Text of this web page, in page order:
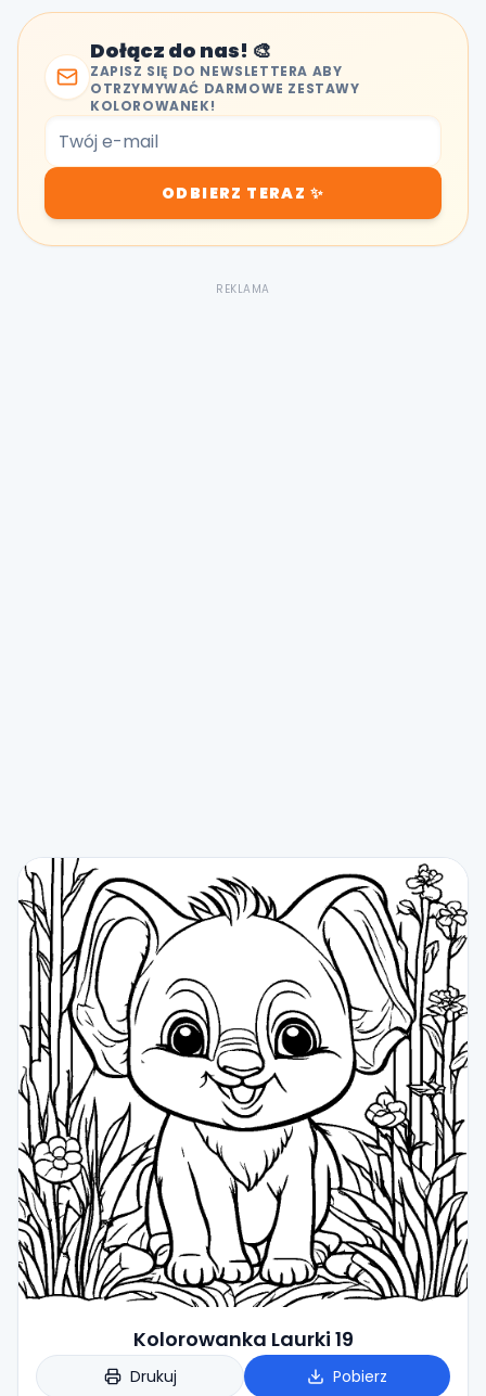
Dołącz do nas! 🎨
ZAPISZ SIĘ DO NEWSLETTERA ABY
OTRZYMYWAĆ DARMOWE ZESTAWY
KOLOROWANEK!
ODBIERZ TERAZ ✨
REKLAMA
Kolorowanka Laurki 19
Drukuj Pobierz